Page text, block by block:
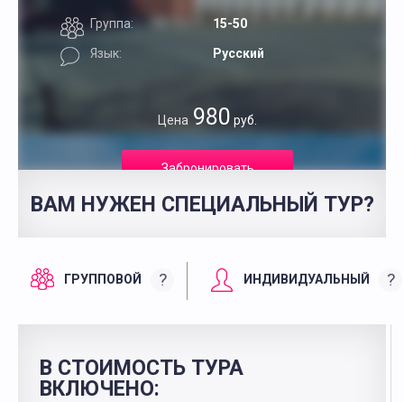
Группа: 15-50
Язык: Русский
Цена 980 руб.
Забронировать
ВАМ НУЖЕН СПЕЦИАЛЬНЫЙ ТУР?
ГРУППОВОЙ ? ИНДИВИДУАЛЬНЫЙ ?
В СТОИМОСТЬ ТУРА
ВКЛЮЧЕНО: